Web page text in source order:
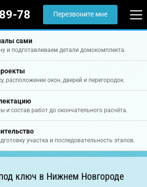
78 Перезвоните мне
сами
и подготавливаем детали домокомплекта.
расположение окон, дверей и перегородок.
и состав работ до окончательного расчёта.
участка и последовательность этапов.
ключ в Нижнем Новгороде